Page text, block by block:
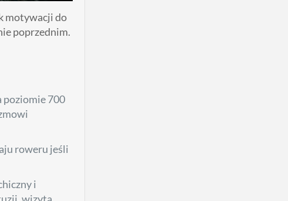
motywacji do
poprzednim.
poziomie 700
roweru jeśli
i